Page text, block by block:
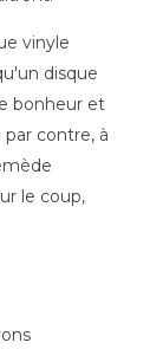
vinyle
disque
bonheur et
contre, à
le coup,